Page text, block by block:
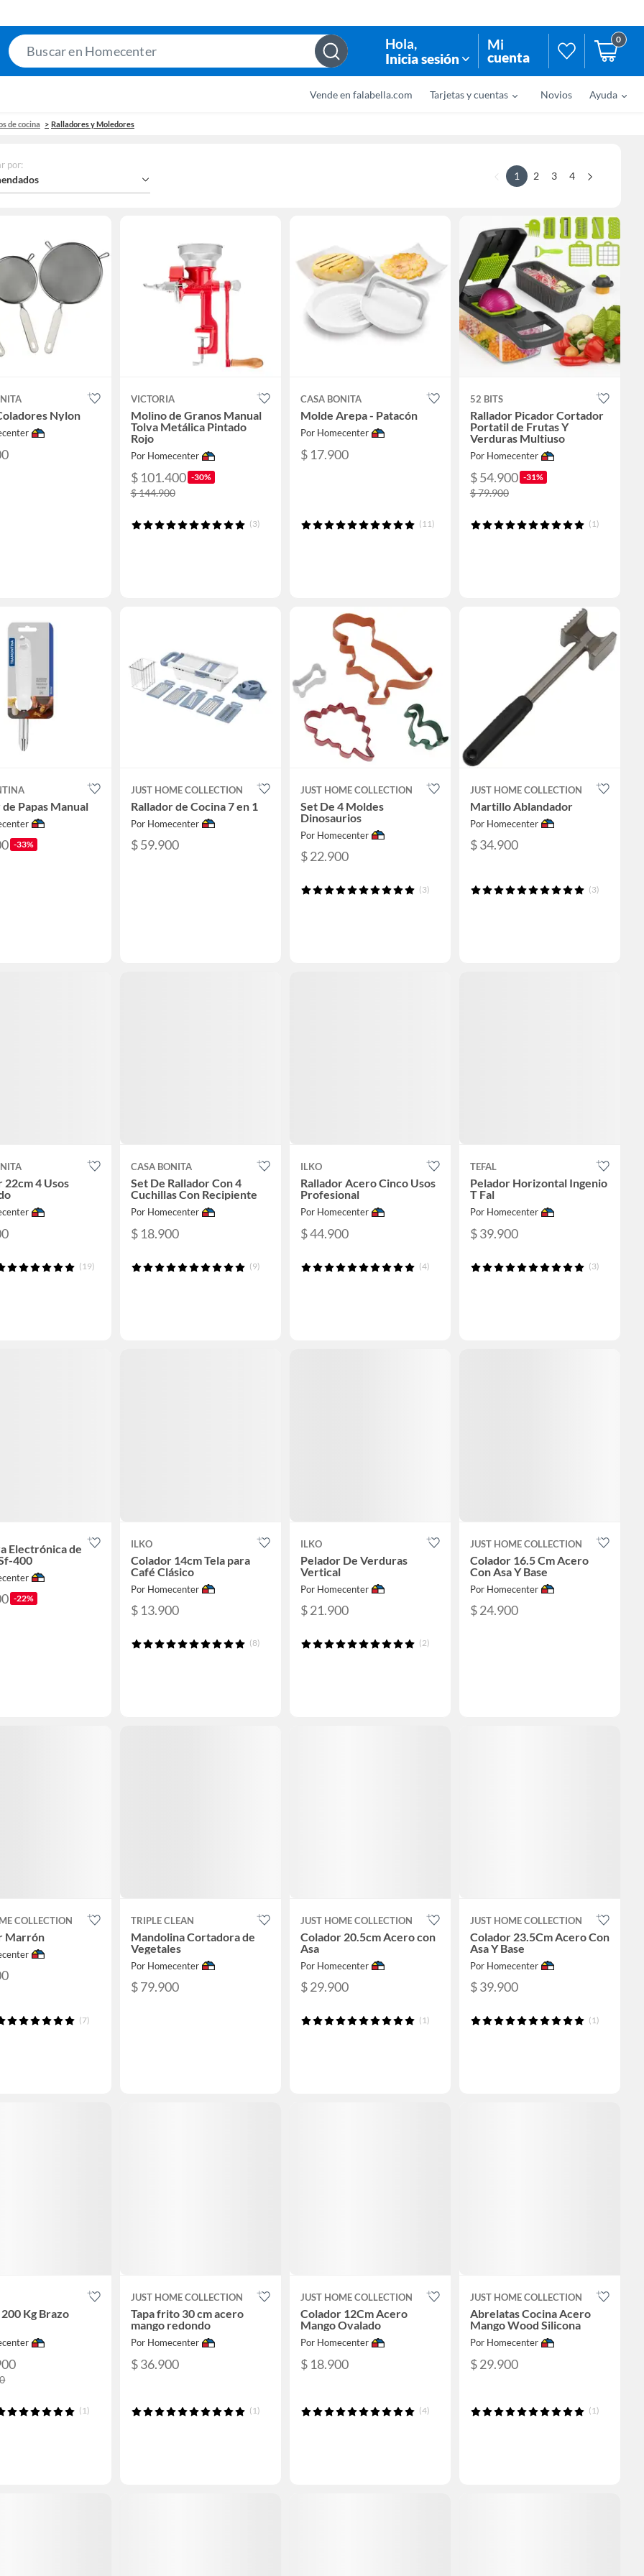
Bar
Hola,
Inicia sesión
Mi
cuenta
0
Vende en falabella.com Tarjetas y cuentas Novios Ayuda
de cocina Ralladores y Moledores
por:
1 2 3 4
Nylon
VICTORIA
Molino de Granos Manual
Tolva Metálica Pintado
Rojo
Por Homecenter
$ 101.400 -30%
$ 144.900
(3)
CASA BONITA
Molde Arepa - Patacón
Por Homecenter
$ 17.900
(11)
52 BITS
Rallador Picador Cortador
Portatil de Frutas Y
Verduras Multiuso
Por Homecenter
$ 54.900 -31%
$ 79.900
(1)
Papas Manual
-33%
JUST HOME COLLECTION
Rallador de Cocina 7 en 1
Por Homecenter
$ 59.900
JUST HOME COLLECTION
Set De 4 Moldes
Dinosaurios
Por Homecenter
$ 22.900
(3)
JUST HOME COLLECTION
Martillo Ablandador
Por Homecenter
$ 34.900
(3)
22cm 4 Usos
(19)
CASA BONITA
Set De Rallador Con 4
Cuchillas Con Recipiente
Por Homecenter
$ 18.900
(9)
ILKO
Rallador Acero Cinco Usos
Profesional
Por Homecenter
$ 44.900
(4)
TEFAL
Pelador Horizontal Ingenio
T Fal
Por Homecenter
$ 39.900
(3)
Electrónica de
400
-22%
ILKO
Colador 14cm Tela para
Café Clásico
Por Homecenter
$ 13.900
(8)
ILKO
Pelador De Verduras
Vertical
Por Homecenter
$ 21.900
(2)
JUST HOME COLLECTION
Colador 16.5 Cm Acero
Con Asa Y Base
Por Homecenter
$ 24.900
COLLECTION
Marrón
(7)
TRIPLE CLEAN
Mandolina Cortadora de
Vegetales
Por Homecenter
$ 79.900
JUST HOME COLLECTION
Colador 20.5cm Acero con
Asa
Por Homecenter
$ 29.900
(1)
JUST HOME COLLECTION
Colador 23.5Cm Acero Con
Asa Y Base
Por Homecenter
$ 39.900
(1)
Kg Brazo
(1)
JUST HOME COLLECTION
Tapa frito 30 cm acero
mango redondo
Por Homecenter
$ 36.900
(1)
JUST HOME COLLECTION
Colador 12Cm Acero
Mango Ovalado
Por Homecenter
$ 18.900
(4)
JUST HOME COLLECTION
Abrelatas Cocina Acero
Mango Wood Silicona
Por Homecenter
$ 29.900
(1)